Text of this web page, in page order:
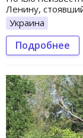
Ленину,
Украина
Подробнее